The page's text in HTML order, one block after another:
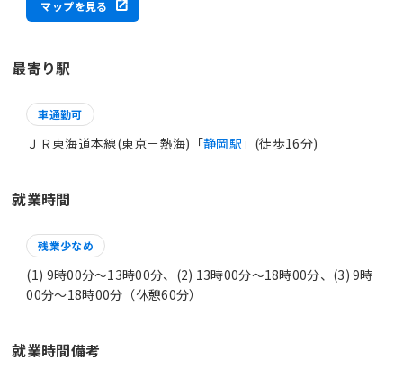
マップを見る
最寄り駅
車通勤可
ＪＲ東海道本線(東京－熱海)「静岡駅 」(徒歩16分)
就業時間
残業少なめ
(1) 9時00分〜13時00分、(2) 13時00分〜18時00分、(3) 9時
00分〜18時00分（休憩60分）
就業時間備考